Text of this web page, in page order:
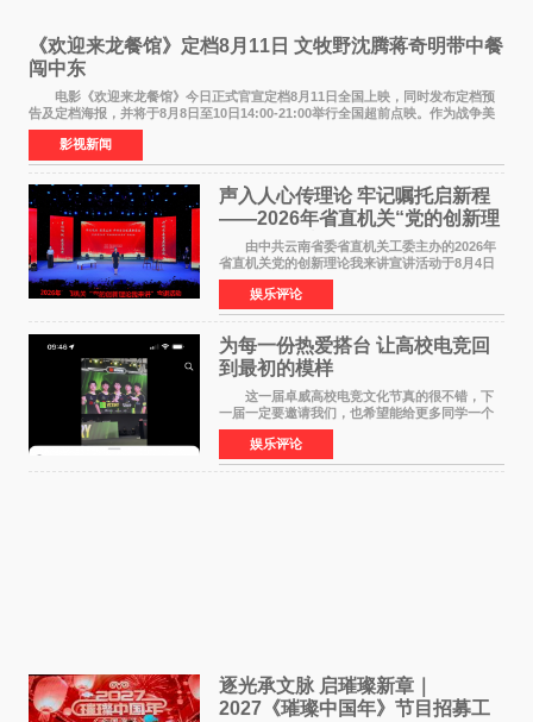
《欢迎来龙餐馆》定档8月11日 文牧野沈腾蒋奇明带中餐
闯中东
电影《欢迎来龙餐馆》今日正式官宣定档8月11日全国上映，同时发布定档预
告及定档海报，并将于8月8日至10日14:00-21:00举行全国超前点映。作为战争美
食大片，影片讲述的是中国厨师徐福（沈腾
影视新闻
声入人心传理论 牢记嘱托启新程
——2026年省直机关“党的创新理
论我来讲”宣讲活动圆满落幕
由中共云南省委省直机关工委主办的2026年
省直机关党的创新理论我来讲宣讲活动于8月4日
至5日在昆明举办。活动以 "牢记嘱托 感恩奋进
开创云南发展新局面 "为主题，坚持以新时代中国
特色社会主义
娱乐评论
为每一份热爱搭台 让高校电竞回
到最初的模样
这一届卓威高校电竞文化节真的很不错，下
一届一定要邀请我们，也希望能给更多同学一个
来到现场的机会。 2026卓威高校电竞文化节
已经落下帷幕，在活动结束后，仍有不少高校电
竞社负责人和现
娱乐评论
逐光承文脉 启璀璨新章｜
2027《璀璨中国年》节目招募工